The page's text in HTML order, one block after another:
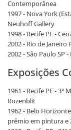
Contemporânea
1997 - Nova York
Neuhoff Gallery
1998 - Recife PE -
2002 - Rio de Janeiro
2002 - São Paulo SP
Exposições
1961 - Recife PE -
Rozenblit
1962 - Belo
prêmio em pintura e